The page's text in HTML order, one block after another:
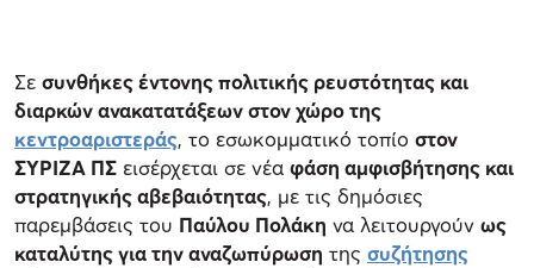
Σε συνθήκες έντονης πολιτικής ρευστότητας και
διαρκών ανακατατάξεων στον χώρο της
κεντροαριστεράς, το εσωκομματικό τοπίο στον
ΣΥΡΙΖΑ ΠΣ εισέρχεται σε νέα φάση αμφισβήτησης και
στρατηγικής αβεβαιότητας, με τις δημόσιες
παρεμβάσεις του Παύλου Πολάκη να λειτουργούν ως
καταλύτης για την αναζωπύρωση της συζήτησης